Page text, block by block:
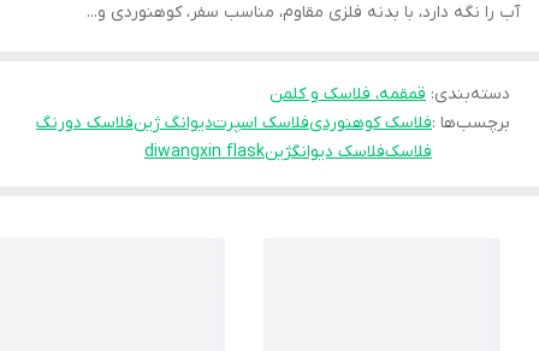
آب را نگه دارد، با بدنه فلزی مقاوم، مناسب سفر، کوهنوردی و...
دسته‌بندی: قمقمه، فلاسک و کلمن
برچسب‌ها :فلاسک کوهنوردیفلاسک اسپرتدیوانگ ژینفلاسک دورنگ
فلاسکفلاسک دیوانگژینdiwangxin flask